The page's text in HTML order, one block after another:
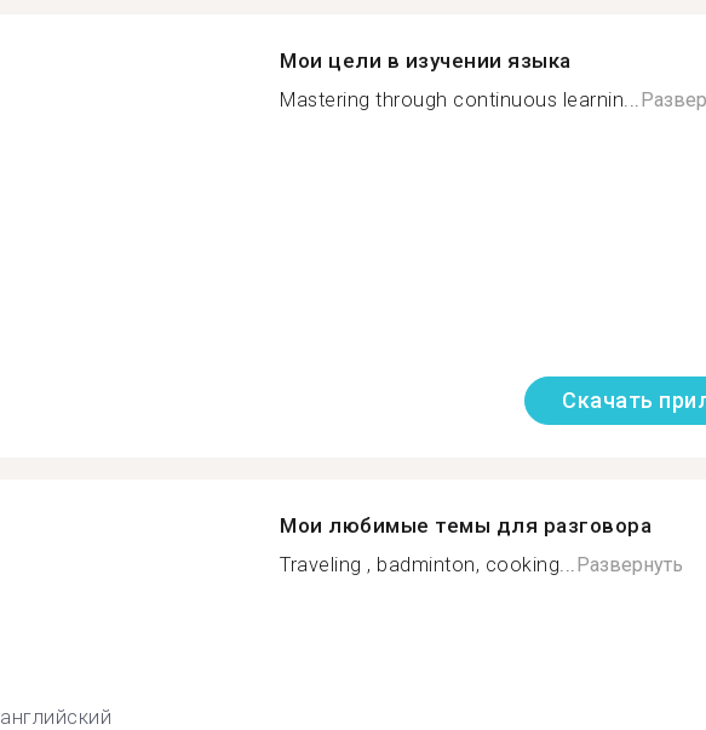
Мои цели в изучении языка
Mastering through continuous learnin...
Скачать
английский
Мои любимые темы для разговора
Traveling , badminton, cooking...Развернуть